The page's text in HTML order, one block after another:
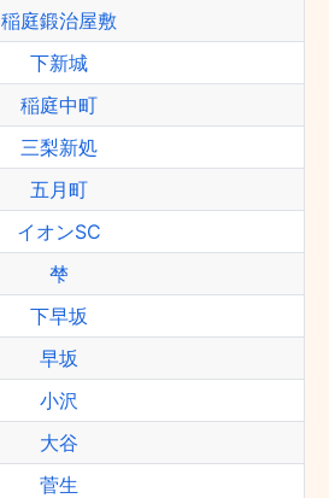
稲庭鍛治屋敷
下新城
稲庭中町
三梨新処
五月町
イオンSC
梺
下早坂
早坂
小沢
大谷
菅生